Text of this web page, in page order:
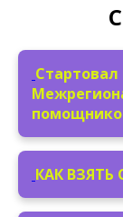
Стартовал
КАК